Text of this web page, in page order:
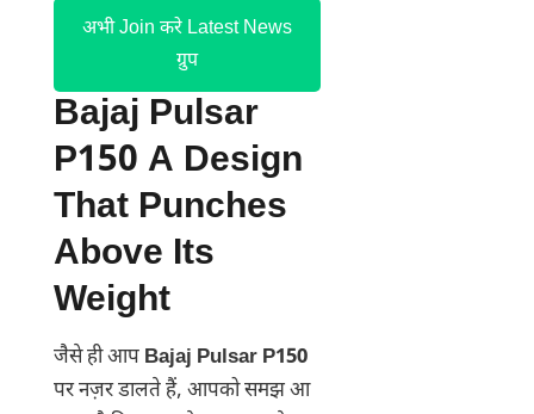
अभी Join करे Latest News
ग्रुप
Bajaj Pulsar
P150 A Design
That Punches
Above Its
Weight
जैसे ही आप Bajaj Pulsar P150
पर नज़र डालते हैं, आपको समझ आ